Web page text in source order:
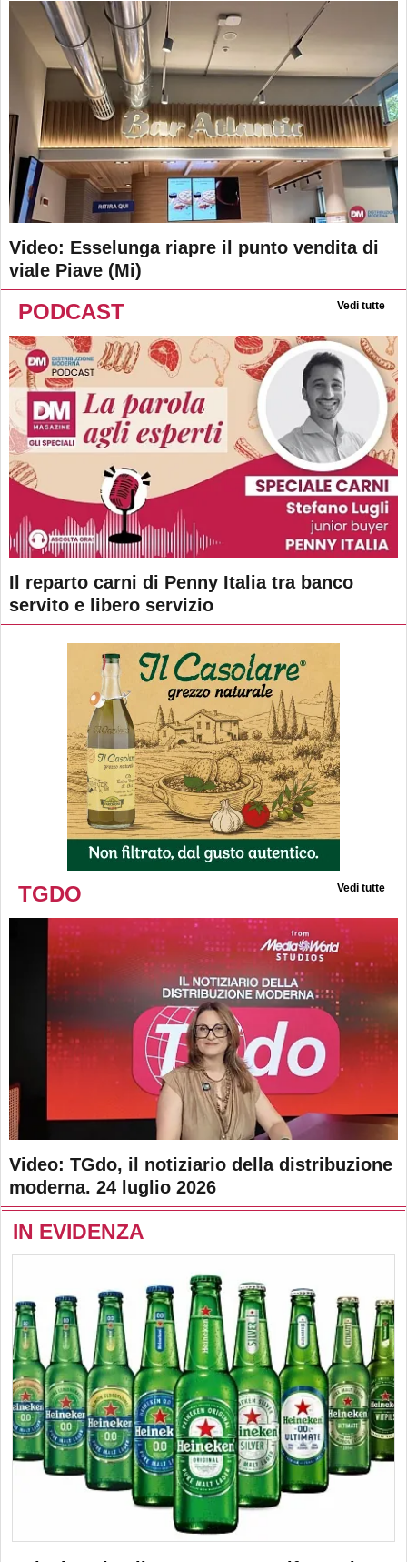
Video: Esselunga riapre il punto vendita di
viale Piave (Mi)
PODCAST Vedi tutte
Il reparto carni di Penny Italia tra banco
servito e libero servizio
TGDO Vedi tutte
Video: TGdo, il notiziario della distribuzione
moderna. 24 luglio 2026
IN EVIDENZA